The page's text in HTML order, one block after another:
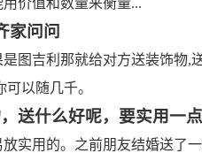
价值和数量来衡量...
家问问
图吉利那就给对方送装饰物,
以随几千。
送什么好呢，要实用一
实用的。之前朋友结婚送了